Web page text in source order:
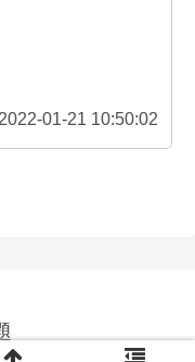
2022-01-21 10:50:02